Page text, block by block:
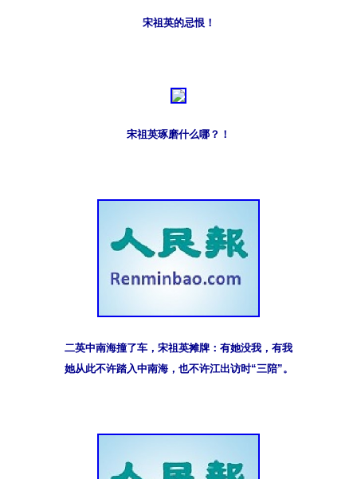
宋祖英的忌恨！
宋祖英琢磨什么哪？！
二英中南海撞了车，宋祖英摊牌：有她没我，有我
她从此不许踏入中南海，也不许江出访时“三陪”。